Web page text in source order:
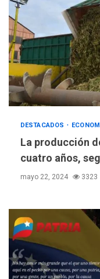
DESTACADOS
La producción
cuatro años,
mayo 22, 2024 3323